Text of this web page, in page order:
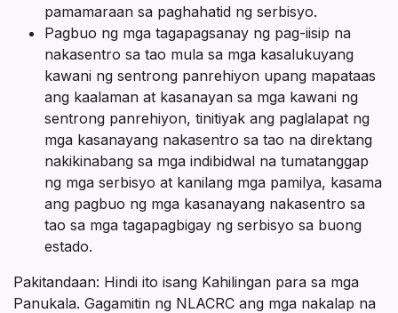
pamamaraan sa paghahatid ng serbisyo.
Pagbuo ng mga tagapagsanay ng pag-iisip na
nakasentro sa tao mula sa mga kasalukuyang
kawani ng sentrong panrehiyon upang mapataas
ang kaalaman at kasanayan sa mga kawani ng
sentrong panrehiyon, tinitiyak ang paglalapat ng
mga kasanayang nakasentro sa tao na direktang
nakikinabang sa mga indibidwal na tumatanggap
ng mga serbisyo at kanilang mga pamilya, kasama
ang pagbuo ng mga kasanayang nakasentro sa
tao sa mga tagapagbigay ng serbisyo sa buong
estado.
Pakitandaan: Hindi ito isang Kahilingan para sa mga
Panukala. Gagamitin ng NLACRC ang mga nakalap na